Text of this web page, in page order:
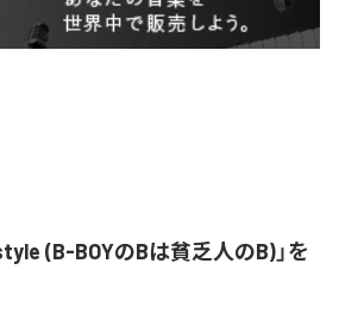
(B-BOYのBは貧乏人のB)」を